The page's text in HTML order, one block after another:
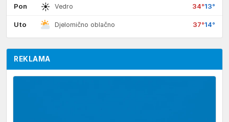
Pon ☀ Vedro 34°13°
Uto Djelomično oblačno 37°14°
REKLAMA